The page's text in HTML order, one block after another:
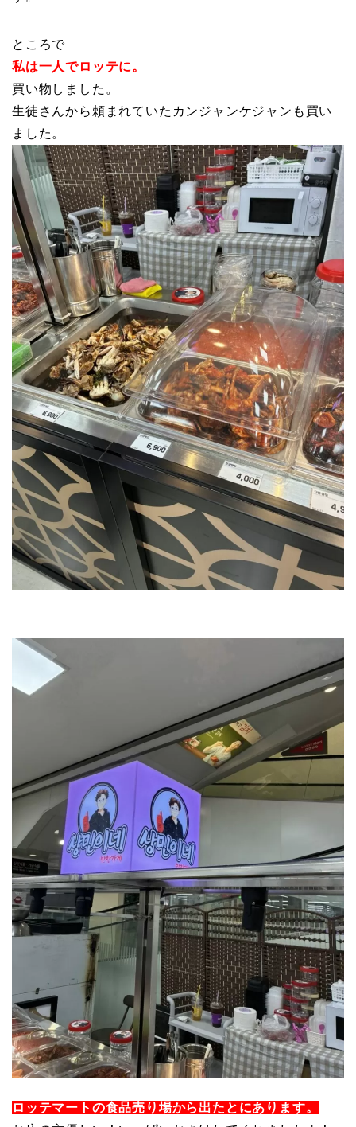
ところで
私は一人でロッテに。
買い物しました。
生徒さんから頼まれていたカンジャンケジャンも買い
ました。
ロッテマートの食品売り場から出たとにあります。